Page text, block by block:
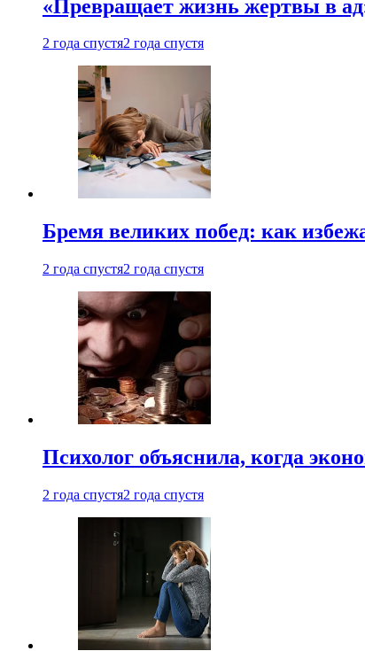
«Превращает жизнь жертвы в
2 года спустя2 года спустя
Бремя великих побед: как
2 года спустя2 года спустя
Психолог объяснила, когда
2 года спустя2 года спустя